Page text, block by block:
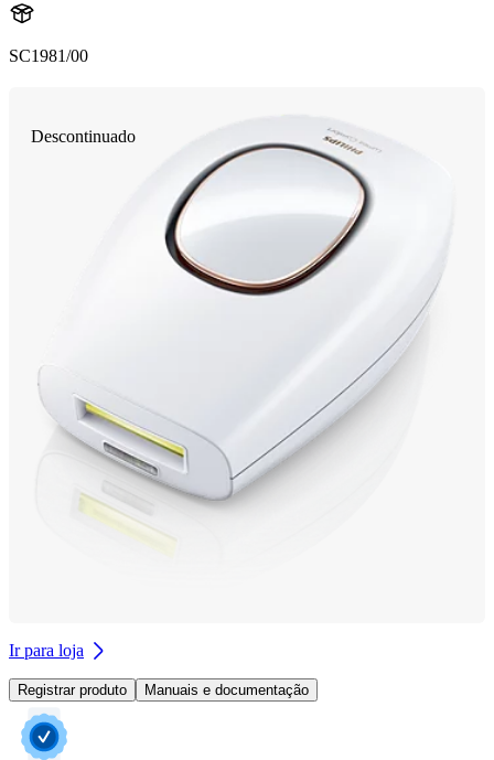
SC1981/00
Descontinuado
Ir para loja
Registrar produto Manuais e documentação